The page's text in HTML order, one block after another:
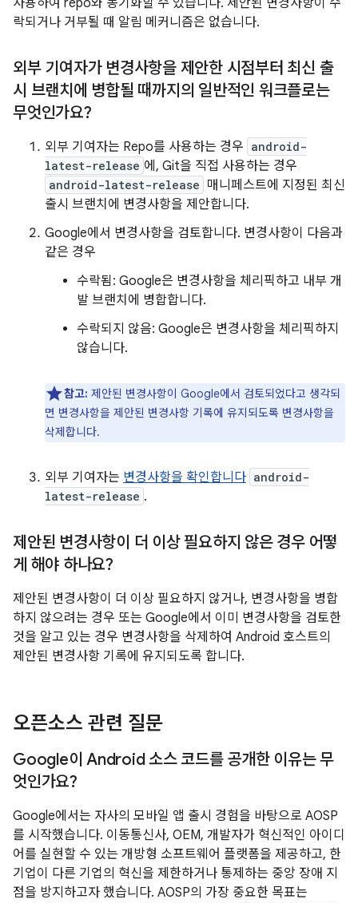
사용하여 repo와 동기화할 수 있습니다. 제안된 변경사항이 수
락되거나 거부될 때 알림 메커니즘은 없습니다.
외부 기여자가 변경사항을 제안한 시점부터 최신 출
시 브랜치에 병합될 때까지의 일반적인 워크플로는
무엇인가요?
외부 기여자는 Repo를 사용하는 경우 android-
latest-release 에, Git을 직접 사용하는 경우
android-latest-release 매니페스트에 지정된 최신
출시 브랜치에 변경사항을 제안합니다.
Google에서 변경사항을 검토합니다. 변경사항이 다음과
같은 경우
수락됨: Google은 변경사항을 체리픽하고 내부 개
발 브랜치에 병합합니다.
수락되지 않음: Google은 변경사항을 체리픽하지
않습니다.
참고: 제안된 변경사항이 Google에서 검토되었다고 생각되
면 변경사항을 제안된 변경사항 기록에 유지되도록 변경사항을
삭제합니다.
외부 기여자는 변경사항을 확인합니다 android-
latest-release .
제안된 변경사항이 더 이상 필요하지 않은 경우 어떻
게 해야 하나요?
제안된 변경사항이 더 이상 필요하지 않거나, 변경사항을 병합
하지 않으려는 경우 또는 Google에서 이미 변경사항을 검토한
것을 알고 있는 경우 변경사항을 삭제하여 Android 호스트의
제안된 변경사항 기록에 유지되도록 합니다.
오픈소스 관련 질문
Google이 Android 소스 코드를 공개한 이유는 무
엇인가요?
Google에서는 자사의 모바일 앱 출시 경험을 바탕으로 AOSP
를 시작했습니다. 이동통신사, OEM, 개발자가 혁신적인 아이디
어를 실현할 수 있는 개방형 소프트웨어 플랫폼을 제공하고, 한
기업이 다른 기업의 혁신을 제한하거나 통제하는 중앙 장애 지
점을 방지하고자 했습니다. AOSP의 가장 중요한 목표는